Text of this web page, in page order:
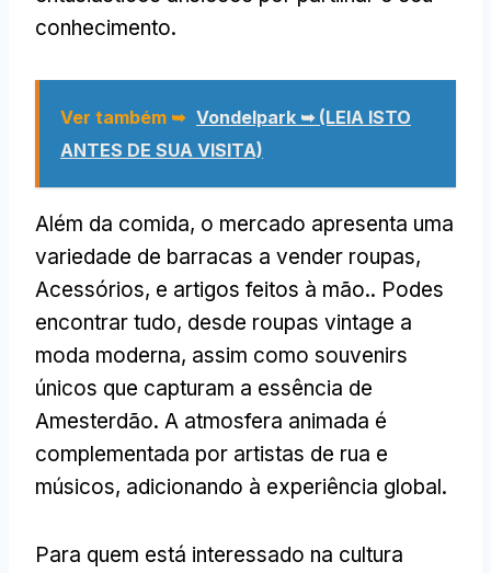
conhecimento.
Ver também ➥ Vondelpark ➥(LEIA ISTO
ANTES DE SUA VISITA)
Além da comida, o mercado apresenta uma
variedade de barracas a vender roupas,
Acessórios, e artigos feitos à mão.. Podes
encontrar tudo, desde roupas vintage a
moda moderna, assim como souvenirs
únicos que capturam a essência de
Amesterdão. A atmosfera animada é
complementada por artistas de rua e
músicos, adicionando à experiência global.
Para quem está interessado na cultura